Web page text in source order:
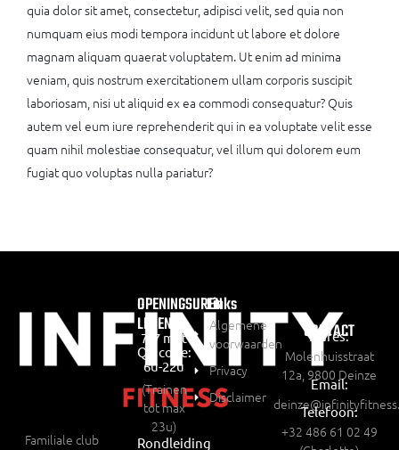
quia dolor sit amet, consectetur, adipisci velit, sed quia non
numquam eius modi tempora incidunt ut labore et dolore
magnam aliquam quaerat voluptatem. Ut enim ad minima
veniam, quis nostrum exercitationem ullam corporis suscipit
laboriosam, nisi ut aliquid ex ea commodi consequatur? Quis
autem vel eum iure reprehenderit qui in ea voluptate velit esse
quam nihil molestiae consequatur, vel illum qui dolorem eum
fugiat quo voluptas nulla pariatur?
Familiale club
OPENINGSUREN
LEDEN:
7/7 met
QR code:
6u-22u
(Trainen
tot max
23u)
Rondleiding
Links
Algemene
voorwaarden
Privacy
Disclaimer
CONTACT
Adres:
Molenhuisstraat
12a, 9800 Deinze
Email:
Telefoon:
+32 486 61 02 49